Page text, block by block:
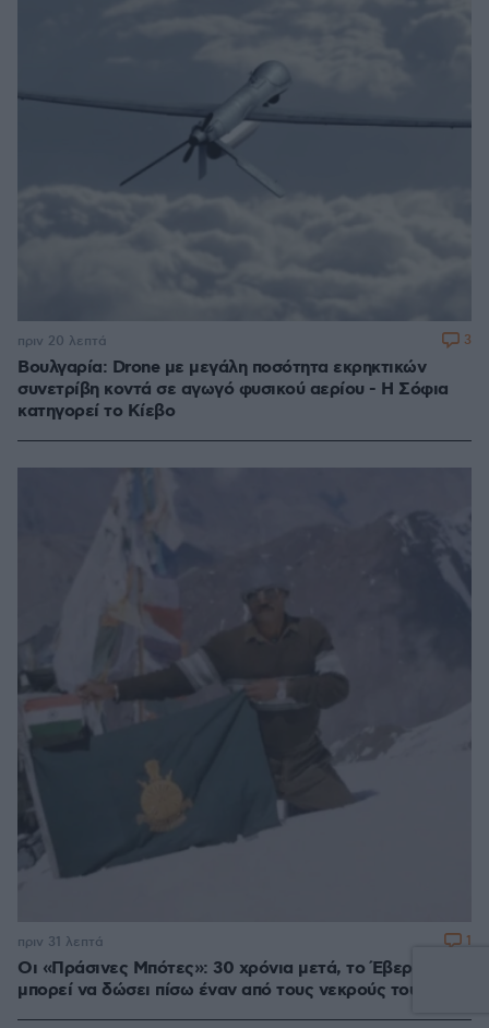
Βουλγαρία: Drone με μεγάλη ποσότητα εκρηκτικών
συνετρίβη κοντά σε αγωγό φυσικού αερίου - Η Σόφια
κατηγορεί το Κίεβο
πριν 20 λεπτά 3
Οι «Πράσινες Μπότες»: 30 χρόνια μετά, το Έβερεστ
μπορεί να δώσει πίσω έναν από τους νεκρούς του
πριν 31 λεπτά 1